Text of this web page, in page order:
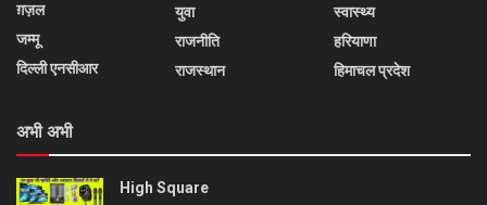
ग़ज़ल
जम्मू
दिल्ली एनसीआर
युवा
राजनीति
राजस्थान
स्वास्थ्य
हरियाणा
हिमाचल प्रदेश
अभी अभी
High Square